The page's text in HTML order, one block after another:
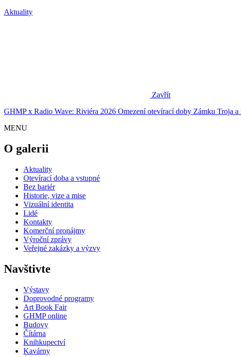
Aktuality
Zavřít
GHMP x Radio Wave: Riviéra 2026 Omezení otevírací doby Zámku Troja a
MENU
O galerii
Aktuality
Otevírací doba a vstupné
Bez bariér
Historie, vize a mise
Vizuální identita
Lidé
Kontakty
Komerční pronájmy
Výroční zprávy
Veřejné zakázky a výzvy
Navštivte
Výstavy
Doprovodné programy
Art Book Fair
GHMP online
Budovy
Čítárna
Knihkupectví
Kavárny